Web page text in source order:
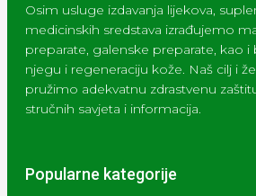
Osim usluge izdavanja lijekova,
medicinskih sredstava izrađujemo
preparate, galenske preparate, kao
njegu i regeneraciju kože. Naš cilj i
pružimo adekvatnu zdrastvenu
stručnih savjeta i informacija.
Popularne kategorije